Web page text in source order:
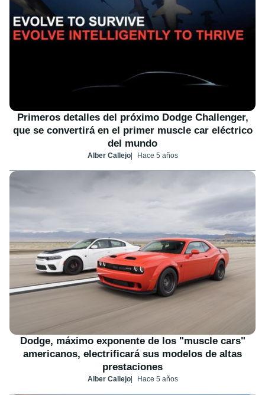
Primeros detalles del próximo Dodge Challenger,
que se convertirá en el primer muscle car eléctrico
del mundo
Alber Callejo Hace 5 años
Dodge, máximo exponente de los "muscle cars"
americanos, electrificará sus modelos de altas
prestaciones
Alber Callejo Hace 5 años